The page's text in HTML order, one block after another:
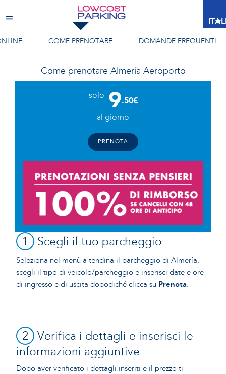
Almería Aeroporto
COME PRENOTARE DOMANDE FREQUENTI
Come prenotare Almería Aeroporto
solo 9.50€
al giorno
PRENOTA
1 Scegli il tuo parcheggio
Seleziona nel menù a tendina il parcheggio di Almería,
scegli il tipo di veicolo/parcheggio e inserisci date e ore
di ingresso e di uscita dopodiché clicca su Prenota.
2
Verifica i dettagli e inserisci le
informazioni aggiuntive
Dopo aver verificato i dettagli inseriti e il prezzo ti